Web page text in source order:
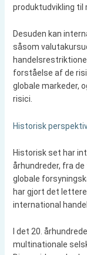
produktudvikling til
Desuden kan
såsom
forståelse af de
globale markeder,
risici.
Historisk
Historisk set har
århundreder, fra
globale
har gjort det
international
I det 20.
multinationale